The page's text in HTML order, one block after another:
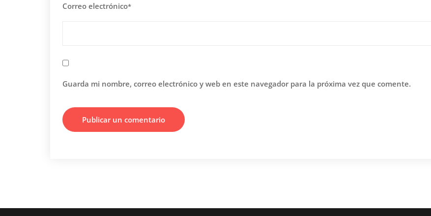
Correo electrónico*
Guarda mi nombre, correo electrónico y web en este navegador para la próxima vez que comente.